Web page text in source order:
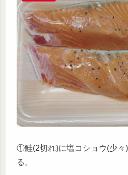
①鮭(2切れ)に塩コショウ(少々
る。